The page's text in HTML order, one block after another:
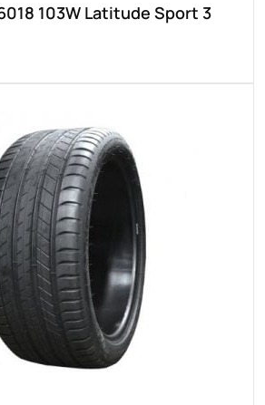
103W Latitude Sport 3